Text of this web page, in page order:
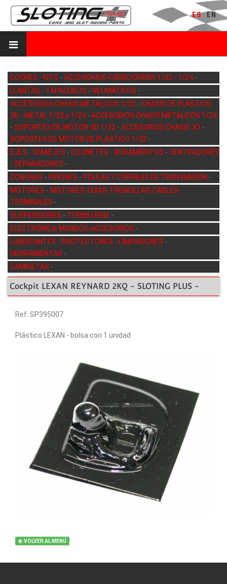
ES EN
COCHES - KITS - ACCESORIOS CARROCERÍAS 1/32 - 1/24 -
LLANTAS - TAPACUBOS - NEUMÁTICOS -
ACCESORIOS CHASIS METÁLICOS 1/32 - CHASIS DE PLÁSTICO -
3D - METAL 1/32 y 1/24 - ACCESORIOS CHASIS METÁLICOS 1/24
- SOPORTES DE MOTOR 3D 1/32 - ACCESORIOS CHASIS 3D -
SOPORTES DE MOTOR DE PLÁSTICO 1/32 -
EJES - SEMIEJES - COJINETES - RODAMIENTOS - CENTRADORES
- SEPARADORES -
CORONAS - PIÑONES - POLEAS Y CORREAS DE TRANSMISIÓN -
MOTORES - MOTORES-GUÍAS-TRENCILLAS-CABLES-
TERMINALES -
SUSPENSIONES - TORNILLERÍA -
ELECTRÓNICA-MANDOS-ACCESORIOS -
LUBRICANTES - PROTECTORES - LIMPIADORES -
HERRAMIENTAS -
CAMISETAS -
Cockpit LEXAN REYNARD 2KQ - SLOTING PLUS -
Ref: SP395007
Plástico LEXAN - bolsa con 1 unidad
VOLVER AL MENÚ